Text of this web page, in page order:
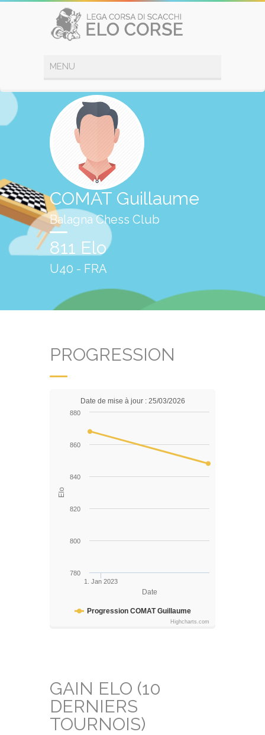
COMAT Guillaume
Balagna Chess Club
811 Elo
U40 - FRA
PROGRESSION
Date
Elo
Date de mise à jour : 25/03/2026
Progression COMAT Guillaume
1. Jan 2023
780
800
820
840
860
880
Highcharts.com
GAIN ELO (10
DERNIERS
TOURNOIS)